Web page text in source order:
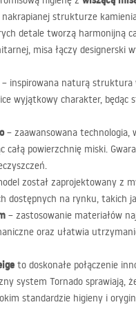
nakrapianej strukturze
detale tworzą harmonijną
misa łączy designerski
– inspirowana naturą struktura
wyjątkowy charakter,
– zaawansowana technologia,
całą powierzchnię miski.
został zaprojektowany z
dostępnych na rynku, takich
– zastosowanie materiałów
oraz ułatwia
to doskonałe połączenie
system Tornado sprawiają,
standardzie higieny i